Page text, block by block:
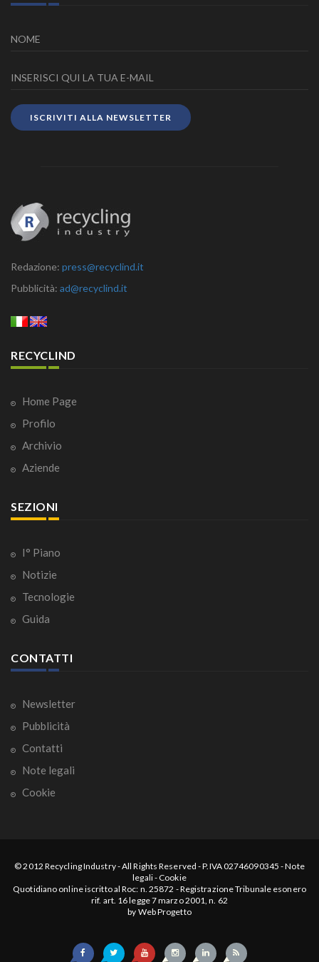
ISCRIVITI ALLA NEWSLETTER
Redazione: press@recyclind.it
Pubblicità: ad@recyclind.it
RECYCLIND
Home Page
Profilo
Archivio
Aziende
SEZIONI
I° Piano
Notizie
Tecnologie
Guida
CONTATTI
Newsletter
Pubblicità
Contatti
Note legali
Cookie
© 2012 Recycling Industry-All Rights Reserved - P.IVA 02746090345 -Note
legali- Cookie
Quotidiano online iscritto al Roc: n. 25872 - Registrazione Tribunale esonero
rif. art. 16 legge 7 marzo 2001, n. 62
by Web Progetto